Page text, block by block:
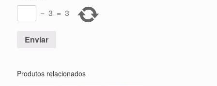
− 3 = 3
Produtos relacionados